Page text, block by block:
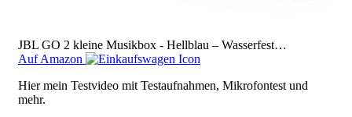
JBL GO 2 kleine Musikbox - Hellblau – Wasserfest…
Auf Amazon
Hier mein Testvideo mit Testaufnahmen, Mikrofontest und
mehr.